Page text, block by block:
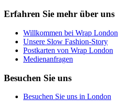
Erfahren Sie mehr über uns
Willkommen bei Wrap London
Unsere Slow Fashion-Story
Postkarten von Wrap London
Medienanfragen
Besuchen Sie uns
Besuchen Sie uns in London